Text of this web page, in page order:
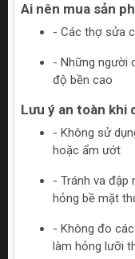
Ai nên mua sản
- Các thợ sửa
- Những người
độ bền cao
Lưu ý an toàn khi
- Không sử
hoặc ẩm ướt
- Tránh va đập
hỏng bề mặt
- Không đo
làm hỏng lưỡi